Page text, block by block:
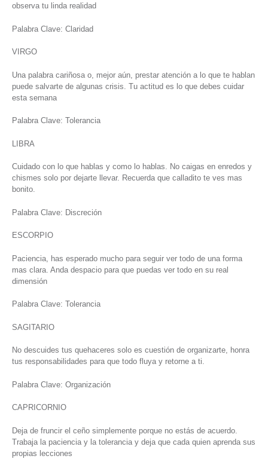
observa tu linda realidad
Palabra Clave: Claridad
VIRGO
Una palabra cariñosa o, mejor aún, prestar atención a lo que te hablan
puede salvarte de algunas crisis. Tu actitud es lo que debes cuidar
esta semana
Palabra Clave: Tolerancia
LIBRA
Cuidado con lo que hablas y como lo hablas. No caigas en enredos y
chismes solo por dejarte llevar. Recuerda que calladito te ves mas
bonito.
Palabra Clave: Discreción
ESCORPIO
Paciencia, has esperado mucho para seguir ver todo de una forma
mas clara. Anda despacio para que puedas ver todo en su real
dimensión
Palabra Clave: Tolerancia
SAGITARIO
No descuides tus quehaceres solo es cuestión de organizarte, honra
tus responsabilidades para que todo fluya y retorne a ti.
Palabra Clave: Organización
CAPRICORNIO
Deja de fruncir el ceño simplemente porque no estás de acuerdo.
Trabaja la paciencia y la tolerancia y deja que cada quien aprenda sus
propias lecciones